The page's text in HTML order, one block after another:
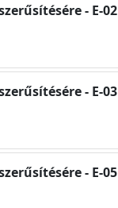
- E-02
- E-03
- E-05